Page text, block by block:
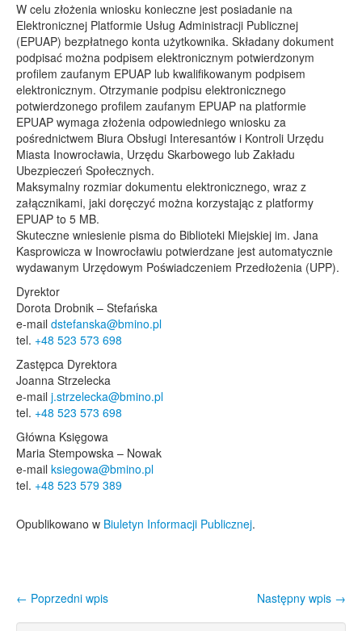
W celu złożenia wniosku konieczne jest posiadanie na
Elektronicznej Platformie Usług Administracji Publicznej
(EPUAP) bezpłatnego konta użytkownika. Składany dokument
podpisać można podpisem elektronicznym potwierdzonym
profilem zaufanym EPUAP lub kwalifikowanym podpisem
elektronicznym. Otrzymanie podpisu elektronicznego
potwierdzonego profilem zaufanym EPUAP na platformie
EPUAP wymaga złożenia odpowiedniego wniosku za
pośrednictwem Biura Obsługi Interesantów i Kontroli Urzędu
Miasta Inowrocławia, Urzędu Skarbowego lub Zakładu
Ubezpieczeń Społecznych.
Maksymalny rozmiar dokumentu elektronicznego, wraz z
załącznikami, jaki doręczyć można korzystając z platformy
EPUAP to 5 MB.
Skuteczne wniesienie pisma do Biblioteki Miejskiej im. Jana
Kasprowicza w Inowrocławiu potwierdzane jest automatycznie
wydawanym Urzędowym Poświadczeniem Przedłożenia (UPP).
Dyrektor
Dorota Drobnik – Stefańska
e-mail dstefanska@bmino.pl
tel. +48 523 573 698
Zastępca Dyrektora
Joanna Strzelecka
e-mail j.strzelecka@bmino.pl
tel. +48 523 573 698
Główna Księgowa
Maria Stempowska – Nowak
e-mail ksiegowa@bmino.pl
tel. +48 523 579 389
Opublikowano w Biuletyn Informacji Publicznej.
Nawigacja wpisu
Następny wpis →
← Poprzedni wpis